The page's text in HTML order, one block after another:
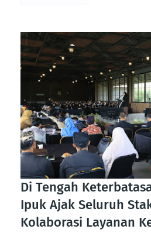
Di Tengah
Ipuk Ajak Seluruh
Kolaborasi Layanan